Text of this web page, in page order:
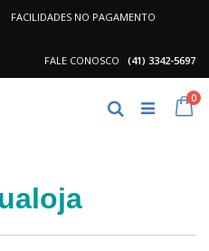
FACILIDADES NO PAGAMENTO
FALE CONOSCO
(41) 3342-5697
0
Pesquisa